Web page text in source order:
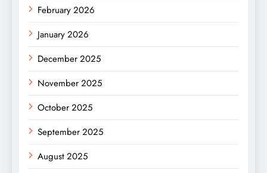
February 2026
January 2026
December 2025
November 2025
October 2025
September 2025
August 2025